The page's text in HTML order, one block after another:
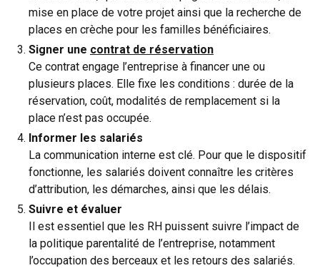
mise en place de votre projet ainsi que la recherche de
places en crèche pour les familles bénéficiaires.
Signer une contrat de réservation
Ce contrat engage l’entreprise à financer une ou
plusieurs places. Elle fixe les conditions : durée de la
réservation, coût, modalités de remplacement si la
place n’est pas occupée.
Informer les salariés
La communication interne est clé. Pour que le dispositif
fonctionne, les salariés doivent connaître les critères
d’attribution, les démarches, ainsi que les délais.
Suivre et évaluer
Il est essentiel que les RH puissent suivre l’impact de
la politique parentalité de l’entreprise, notamment
l’occupation des berceaux et les retours des salariés.